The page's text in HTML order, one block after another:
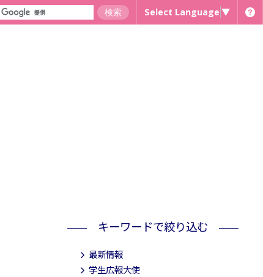
Select Language ▼
キーワードで絞り込む
最新情報
学生広報大使